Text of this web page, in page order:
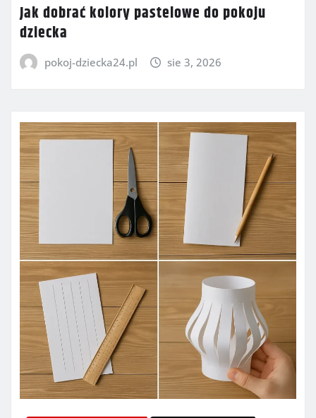
Jak dobrać kolory pastelowe do pokoju
dziecka
pokoj-dziecka24.pl sie 3, 2026